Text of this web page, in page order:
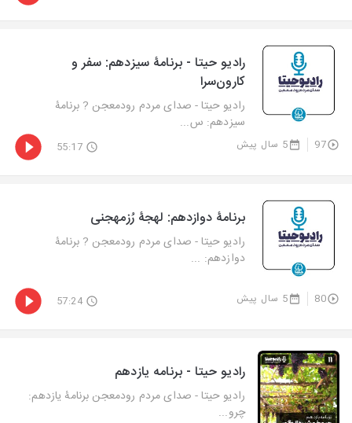
رادیو حیتا - برنامۀ سیزدهم: سفر و
کارون‌سرا
رادیو حیتا - صدای مردم رودمعجن ? برنامۀ
سیزدهم: س...
97 5 سال پیش 55:17
برنامۀ دوازدهم: لهجۀ رُزمهجنی
رادیو حیتا - صدای مردم رودمعجن ? برنامۀ
دوازدهم: ...
80 5 سال پیش 57:24
رادیو حیتا - برنامه یازدهم
رادیو حیتا - صدای مردم رودمعجن برنامۀ یازدهم:
چرو...